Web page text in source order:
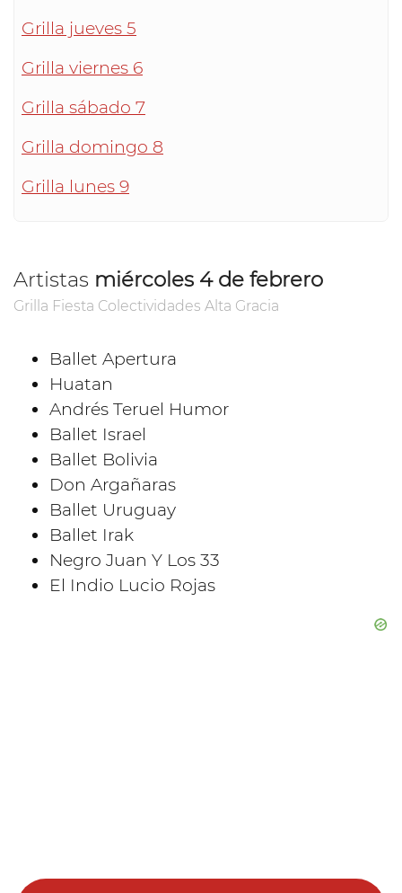
Grilla jueves 5
Grilla viernes 6
Grilla sábado 7
Grilla domingo 8
Grilla lunes 9
Artistas miércoles 4 de febrero
Grilla Fiesta Colectividades Alta Gracia
Ballet Apertura
Huatan
Andrés Teruel Humor
Ballet Israel
Ballet Bolivia
Don Argañaras
Ballet Uruguay
Ballet Irak
Negro Juan Y Los 33
El Indio Lucio Rojas